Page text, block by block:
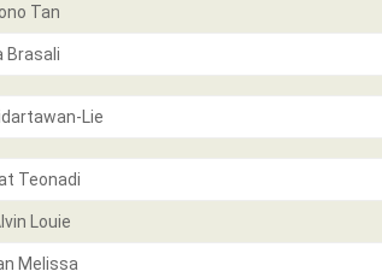
Tan
Brasali
Lie
Teonadi
Louie
Melissa